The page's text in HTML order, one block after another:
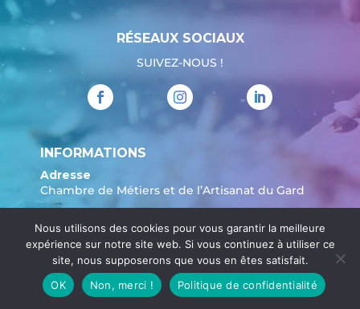
RÉSEAUX SOCIAUX
SUIVEZ-NOUS !
INFORMATIONS
Adresse
Chambre de Métiers et de l’Artisanat du Gard
30908 Nîmes
Tél. :04 66 62 80 00
Nous utilisons des cookies pour vous garantir la meilleure
expérience sur notre site web. Si vous continuez à utiliser ce
site, nous supposerons que vous en êtes satisfait.
OK
Non, merci ! Politique de confidentialité